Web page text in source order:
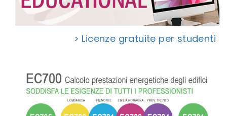
> Licenze gratuite per studenti